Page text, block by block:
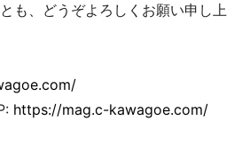
も、どうぞよろしくお願い申し上
https://mag.c-kawagoe.com/